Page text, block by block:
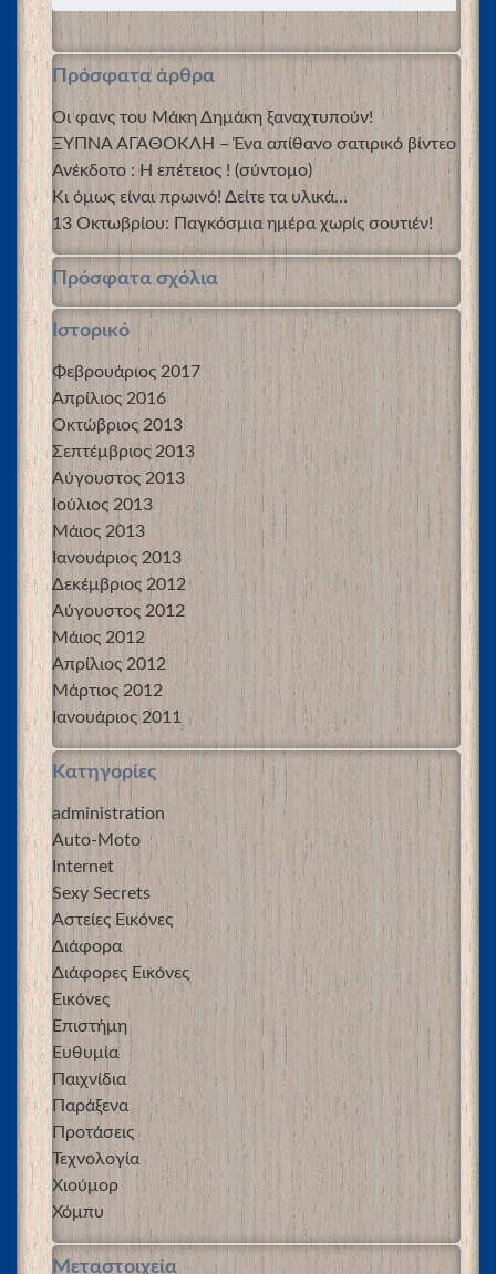
Πρόσφατα άρθρα
Οι φανς του Μάκη Δημάκη ξαναχτυπούν!
ΞΥΠΝΑ ΑΓΑΘΟΚΛΗ – Ένα απίθανο σατιρικό βίντεο
Ανέκδοτο : Η επέτειος ! (σύντομο)
Κι όμως είναι πρωινό! Δείτε τα υλικά…
13 Οκτωβρίου: Παγκόσμια ημέρα χωρίς σουτιέν!
Πρόσφατα σχόλια
Ιστορικό
Φεβρουάριος 2017
Απρίλιος 2016
Οκτώβριος 2013
Σεπτέμβριος 2013
Αύγουστος 2013
Ιούλιος 2013
Μάιος 2013
Ιανουάριος 2013
Δεκέμβριος 2012
Αύγουστος 2012
Μάιος 2012
Απρίλιος 2012
Μάρτιος 2012
Ιανουάριος 2011
Kατηγορίες
administration
Auto-Moto
Internet
Sexy Secrets
Αστείες Εικόνες
Διάφορα
Διάφορες Εικόνες
Εικόνες
Επιστήμη
Ευθυμία
Παιχνίδια
Παράξενα
Προτάσεις
Τεχνολογία
Χιούμορ
Χόμπυ
Μεταστοιχεία